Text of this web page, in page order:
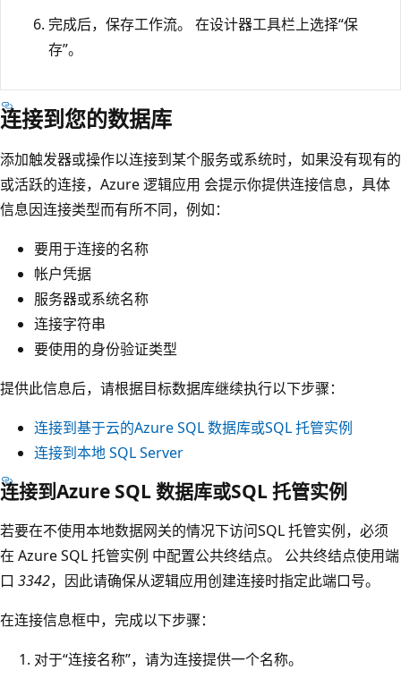
完成后，保存工作流。 在设计器工具栏上选择“保
存”。
连接到您的数据库
添加触发器或操作以连接到某个服务或系统时，如果没有现有的
或活跃的连接，Azure 逻辑应用 会提示你提供连接信息，具体
信息因连接类型而有所不同，例如：
要用于连接的名称
帐户凭据
服务器或系统名称
连接字符串
要使用的身份验证类型
提供此信息后，请根据目标数据库继续执行以下步骤：
连接到基于云的Azure SQL 数据库或SQL 托管实例
连接到本地 SQL Server
连接到Azure SQL 数据库或SQL 托管实例
若要在不使用本地数据网关的情况下访问SQL 托管实例，必须
在 Azure SQL 托管实例 中配置公共终结点。 公共终结点使用端
口 3342，因此请确保从逻辑应用创建连接时指定此端口号。
在连接信息框中，完成以下步骤：
对于“连接名称”，请为连接提供一个名称。